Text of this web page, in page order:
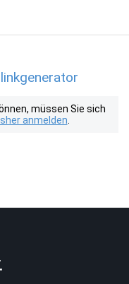
müssen Sie sich
anmelden